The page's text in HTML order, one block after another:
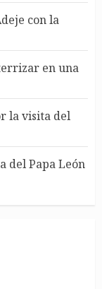
con la
en una
la visita del
del Papa León